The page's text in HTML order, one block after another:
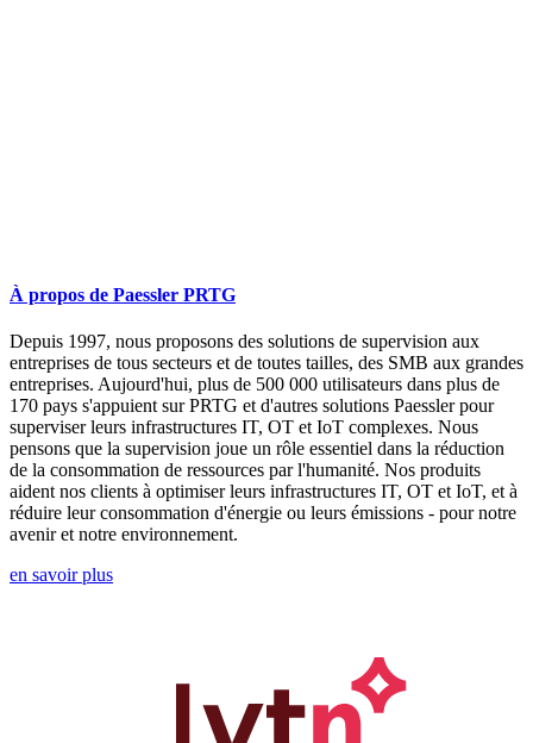
À propos de Paessler PRTG
Depuis 1997, nous proposons des solutions de supervision aux
entreprises de tous secteurs et de toutes tailles, des SMB aux grandes
entreprises. Aujourd'hui, plus de 500 000 utilisateurs dans plus de
170 pays s'appuient sur PRTG et d'autres solutions Paessler pour
superviser leurs infrastructures IT, OT et IoT complexes. Nous
pensons que la supervision joue un rôle essentiel dans la réduction
de la consommation de ressources par l'humanité. Nos produits
aident nos clients à optimiser leurs infrastructures IT, OT et IoT, et à
réduire leur consommation d'énergie ou leurs émissions - pour notre
avenir et notre environnement.
en savoir plus